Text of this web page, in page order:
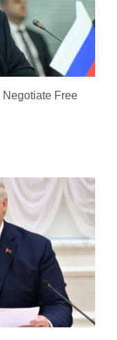
Negotiate Free